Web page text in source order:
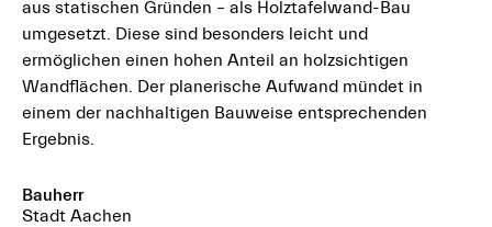
aus statischen Gründen – als Holztafelwand-Bau
umgesetzt. Diese sind besonders leicht und
ermöglichen einen hohen Anteil an holzsichtigen
Wandflächen. Der planerische Aufwand mündet in
einem der nachhaltigen Bauweise entsprechenden
Ergebnis.
Bauherr
Stadt Aachen